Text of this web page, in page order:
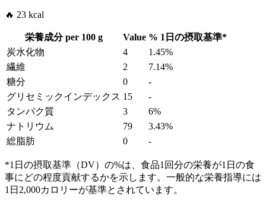
🔥 23 kcal
栄養成分 per 100 g Value % 1日の摂取基準*
炭水化物
4
1.45%
繊維
2
7.14%
糖分
0
-
グリセミックインデックス 15
-
タンパク質
3
6%
ナトリウム
79
3.43%
総脂肪
0 -
*1日の摂取基準（DV）の%は、食品1回分の栄養が1日の食
事にどの程度貢献するかを示します。一般的な栄養指導には
1日2,000カロリーが基準とされています。